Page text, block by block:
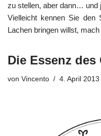
zu stellen, aber dann… und
Vielleicht kennen Sie den
Lachen bringen willst, mach
Die Essenz des
von Vincento 4. April 2013